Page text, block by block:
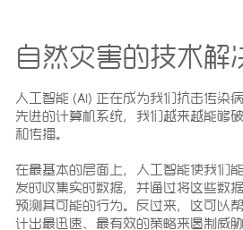
自然灾害的技术解
人工智能 (AI) 正在成为我们抗击传染
先进的计算机系统，我们越来越能够
和传播。
在最基本的层面上，人工智能使我们
发时收集实时数据，并通过将这些数
预测其可能的行为。反过来，这可以
计出最迅速、最有效的策略来遏制威